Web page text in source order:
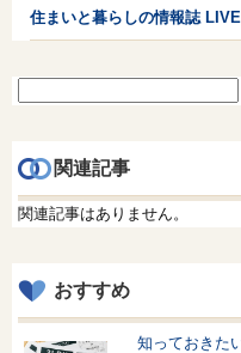
住まいと暮らしの情報誌 LIVE
関連記事
関連記事はありません。
おすすめ
知っておきた